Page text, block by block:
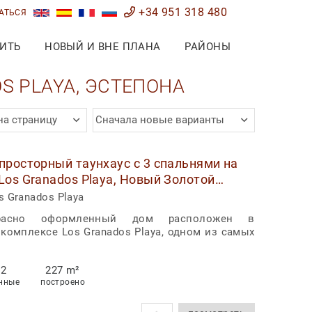
+34 951 318 480
НОВЫЙ И ВНЕ ПЛАНА РАЙОНЫ
PLAYA, ЭСТЕПОНА
страницу Сначала новые варианты
таунхаус с 3 спальнями на
Granados Playa, Новый Золотой
Granados Playa
оформленный дом расположен в
Los Granados Playa, одном из самых
2 227 m²
построено